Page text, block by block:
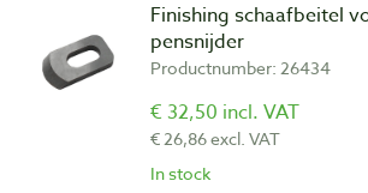
Finishing schaafbeitel
pensnijder
Productnumber: 26434
€ 32,50 incl. VAT
€ 26,86 excl. VAT
In stock